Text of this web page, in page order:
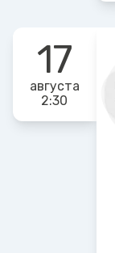
17
августа
2:30